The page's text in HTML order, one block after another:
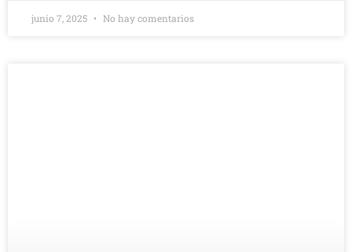
junio 7, 2025 No hay comentarios